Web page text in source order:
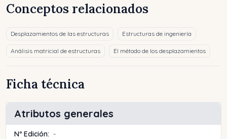
Conceptos relacionados
Desplazamientos de las estructuras Estructuras de ingeniería
Análisis matricial de estructuras El método de los desplazamientos
Ficha técnica
Atributos generales
Nº Edición: -